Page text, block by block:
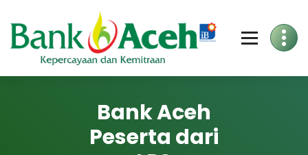
Bank Aceh
Peserta dari